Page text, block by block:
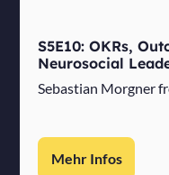
S5E10: OKRs,
Neurosocial
Sebastian Morgner
Mehr Infos